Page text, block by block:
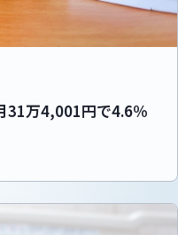
31万4,001円で4.6％